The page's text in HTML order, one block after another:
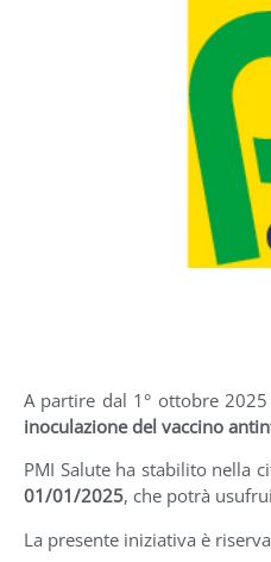
A partire dal 1° ottobre
inoculazione del vaccino
PMI Salute ha stabilito nella
01/01/2025, che potrà
La presente iniziativa è